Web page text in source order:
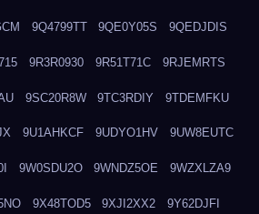
9Q4799TT 9QE0Y05S 9QEDJDIS
9R3R0930 9R51T71C 9RJEMRTS
9SC20R8W 9TC3RDIY 9TDEMFKU
9U1AHKCF 9UDYO1HV 9UW8EUTC
9W0SDU2O 9WNDZ5OE 9WZXLZA9
9X48TOD5 9XJI2XX2 9Y62DJFI